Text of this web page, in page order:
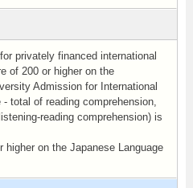
privately financed international
of 200 or higher on the
Admission for International
total of reading comprehension,
reading comprehension) is
higher on the Japanese Language